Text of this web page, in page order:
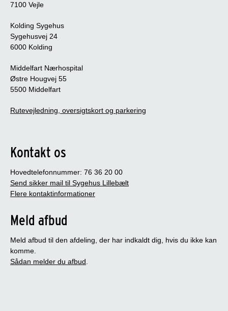
7100 Vejle
Kolding Sygehus
Sygehusvej 24
6000 Kolding
Middelfart Nærhospital
Østre Hougvej 55
5500 Middelfart
Rutevejledning, oversigtskort og parkering
Kontakt os
Hovedtelefonnummer: 76 36 20 00
Send sikker mail til Sygehus Lillebælt
Flere kontaktinformationer
Meld afbud
Meld afbud til den afdeling, der har indkaldt dig, hvis du ikke kan
komme.
Sådan melder du afbud.